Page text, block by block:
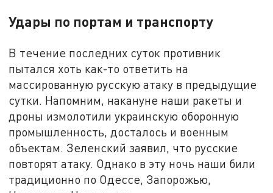
Удары по портам и транспорту
В течение последних суток противник
пытался хоть как-то ответить на
массированную русскую атаку в предыдущие
сутки. Напомним, накануне наши ракеты и
дроны измолотили украинскую оборонную
промышленность, досталось и военным
объектам. Зеленский заявил, что русские
повторят атаку. Однако в эту ночь наши били
традиционно по Одессе, Запорожью,